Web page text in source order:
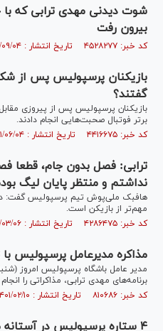
شوت دیدنی مهدی ترابی که با
بیرون رفت
کد خبر: ۴۵۲۸۲۷۷ تاریخ انتشار : ۱۴۰۱/۰۹/۰۴
بازیکنان پرسپولیس پس از
گفتند؟
بازیکنان پرسپولیس پس از پیروزی
برتر فوتبال صحبت‌هایی انجام دادند.
کد خبر: ۴۴۱۶۶۷۵ تاریخ انتشار : ۱۴۰۱/۰۶/۰۴
ترابی: فصل بدون جام،
نداشتم و منتظر پایان لیگ
هافبک ملی‌پوش تیم پرسپولیس گفت:
مهم‌تر از بازیکن است.
کد خبر: ۴۲۸۶۴۷۵ تاریخ انتشار : ۱۴۰۱/۰۳/۰۶
مذاکره مدیرعامل پرسپولیس
مدیر عامل باشگاه پرسپولیس امروز
برنامه‌های مهدی ترابی، مذاکراتی را انجام
کد خبر: ۸۱۰۶۸۶ تاریخ انتشار : ۱۴۰۱/۰۲/۱۰
۴ ستاره پرسپولیس در آستانه محرومیت از دربی